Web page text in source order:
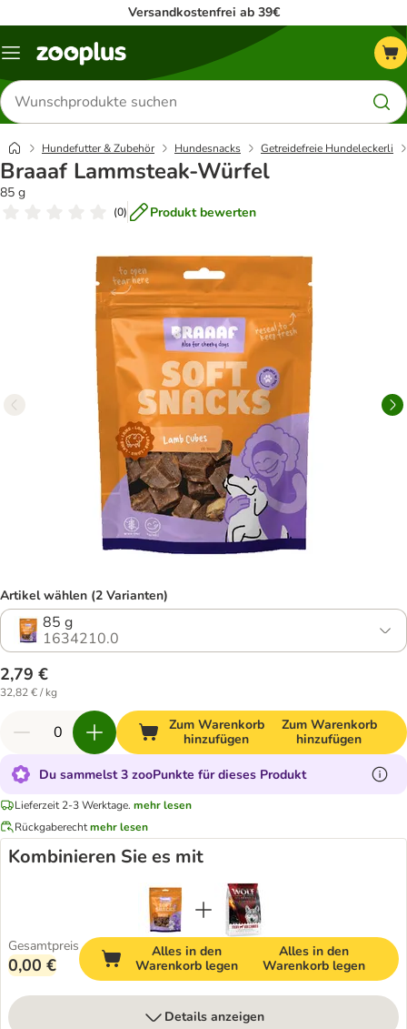
Versandkostenfrei ab 39€
Menü
Produkte
suchen
Hundefutter & Zubehör Hundesnacks Getreidefreie Hundeleckerli
Braaaf Lammsteak-Würfel
85 g
(0) Produkt bewerten
Artikel wählen (2 Varianten)
85 g
1634210.0
2,79 €
32,82 € / kg
Zum Warenkorb
hinzufügen
Zum Warenkorb
hinzufügen
Du sammelst 3 zooPunkte für dieses Produkt
Lieferzeit 2-3 Werktage. mehr lesen
Rückgaberechtmehr lesen
Kombinieren Sie es mit
Gesamtpreis
0,00 €
Alles in den
Warenkorb legen
Alles in den
Warenkorb legen
Details anzeigen